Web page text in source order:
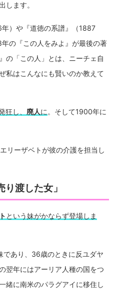
します。
）や『道徳の系譜』（1887
の『この人をみよ』が最後の著
の「この人」とは、ニーチェ自
私はこんなにも賢いのか教えて
狂し、 廃人に 。そして1900年に
リーザベトが彼の介護を担当し
り渡した女」
という妹がかならず登場しま
あり、36歳のときに反ユダヤ
翌年にはアーリア人種の国をつ
緒に南米のパラグアイに移住し